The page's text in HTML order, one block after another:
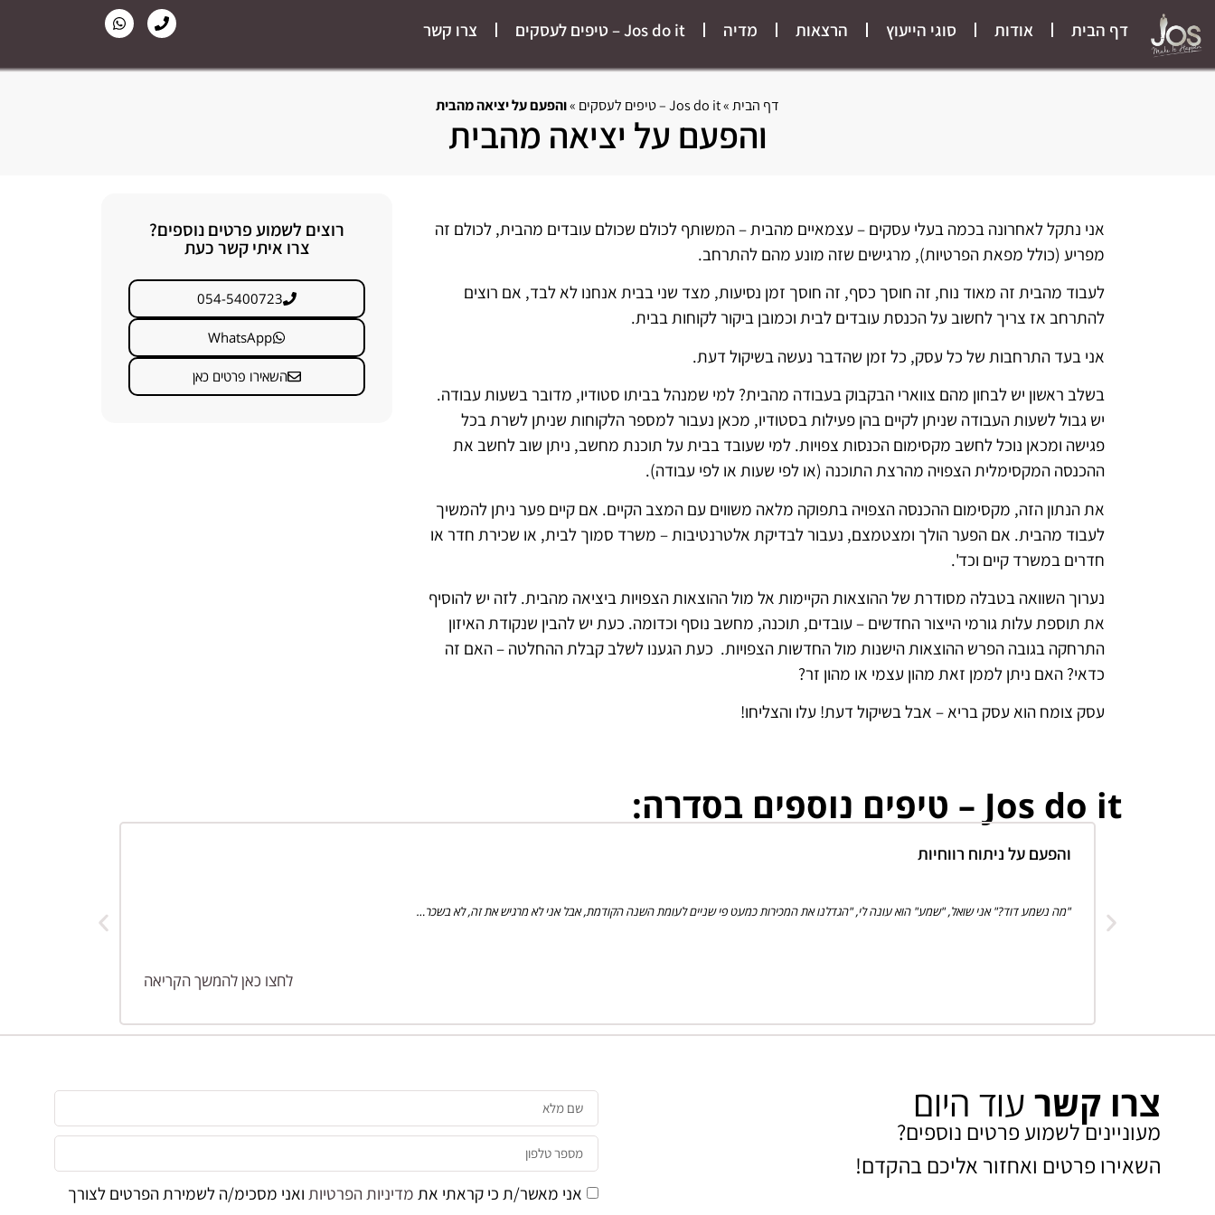
דף הבית אודות סוגי הייעוץ הרצאות מדיה Jos do it – טיפים לעסקים צרו קשר
דף הבית»Jos do it – טיפים לעסקים »והפעם על יציאה מהבית
והפעם על יציאה מהבית
אני נתקל לאחרונה בכמה בעלי עסקים – עצמאיים מהבית – המשותף לכולם שכולם עובדים מהבית, לכולם זה
מפריע (כולל מפאת הפרטיות), מרגישים שזה מונע מהם להתרחב.
לעבוד מהבית זה מאוד נוח, זה חוסך כסף, זה חוסך זמן נסיעות, מצד שני בבית אנחנו לא לבד, אם רוצים
להתרחב אז צריך לחשוב על הכנסת עובדים לבית וכמובן ביקור לקוחות בבית.
אני בעד התרחבות של כל עסק, כל זמן שהדבר נעשה בשיקול דעת.
בשלב ראשון יש לבחון מהם צווארי הבקבוק בעבודה מהבית? למי שמנהל בביתו סטודיו, מדובר בשעות עבודה.
יש גבול לשעות העבודה שניתן לקיים בהן פעילות בסטודיו, מכאן נעבור למספר הלקוחות שניתן לשרת בכל
פגישה ומכאן נוכל לחשב מקסימום הכנסות צפויות. למי שעובד בבית על תוכנת מחשב, ניתן שוב לחשב את
ההכנסה המקסימלית הצפויה מהרצת התוכנה (או לפי שעות או לפי עבודה).
את הנתון הזה, מקסימום ההכנסה הצפויה בתפוקה מלאה משווים עם המצב הקיים. אם קיים פער ניתן להמשיך
לעבוד מהבית. אם הפער הולך ומצטמצם, נעבור לבדיקת אלטרנטיבות – משרד סמוך לבית, או שכירת חדר או
חדרים במשרד קיים וכד'.
נערוך השוואה בטבלה מסודרת של ההוצאות הקיימות אל מול ההוצאות הצפויות ביציאה מהבית. לזה יש להוסיף
את תוספת עלות גורמי הייצור החדשים – עובדים, תוכנה, מחשב נוסף וכדומה. כעת יש להבין שנקודת האיזון
התרחקה בגובה הפרש ההוצאות הישנות מול החדשות הצפויות. כעת הגענו לשלב קבלת ההחלטה – האם זה
כדאי? האם ניתן לממן זאת מהון עצמי או מהון זר?
עסק צומח הוא עסק בריא – אבל בשיקול דעת! עלו והצליחו!
רוצים לשמוע פרטים נוספים?
צרו איתי קשר כעת
054-5400723
WhatsApp
השאירו פרטים כאן
Jos do it – טיפים נוספים בסדרה:
והפעם על ניתוח רווחיות
"מה נשמע דוד?" אני שואל, "שמע" הוא עונה לי, "הגדלנו את המכירות כמעט פי שניים לעומת השנה הקודמת, אבל אני לא מרגיש את זה, לא בשכר…
לחצו כאן להמשך הקריאה
צרו קשר עוד היום
מעוניינים לשמוע פרטים נוספים?
השאירו פרטים ואחזור אליכם בהקדם!​
אני מאשר/ת כי קראתי את מדיניות הפרטיות ואני מסכימ/ה לשמירת הפרטים לצורך